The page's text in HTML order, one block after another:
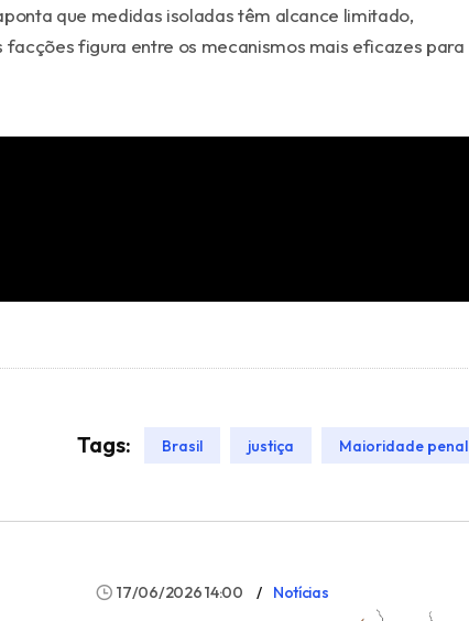
que medidas isoladas têm alcance limitado,
figura entre os mecanismos mais eficazes para
Tags: Brasil justiça Maioridade penal
17/06/2026 14:00 Notícias